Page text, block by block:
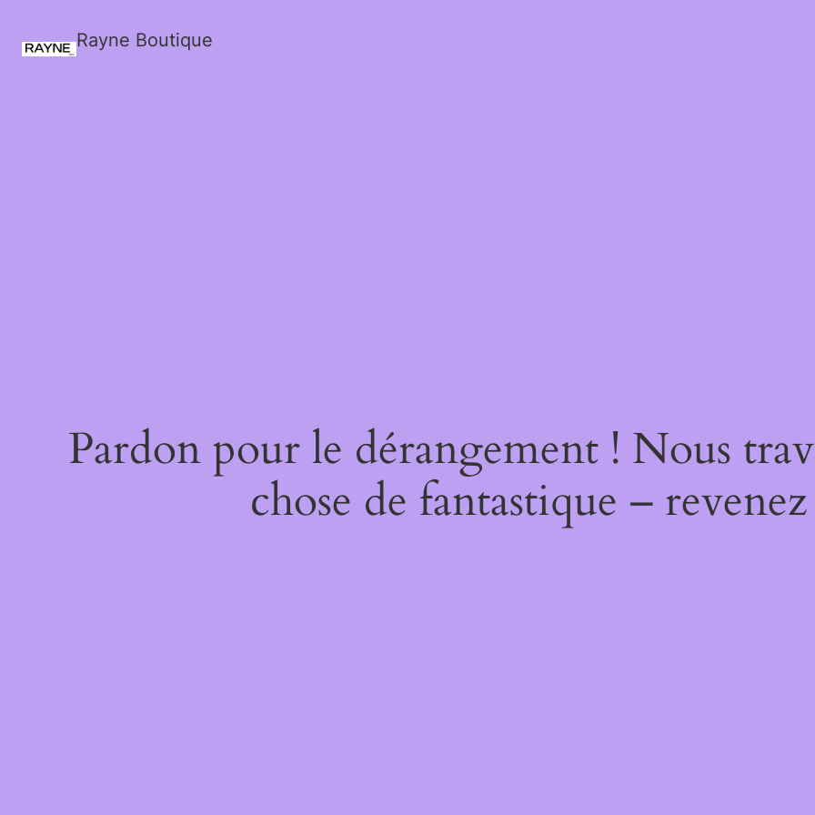
Rayne Boutique
Pardon pour le dérangement ! Nous
chose de fantastique –